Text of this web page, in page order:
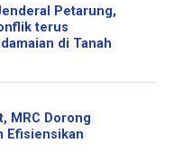
Petarung,
terus
di Tanah
MRC Dorong
Efisiensikan